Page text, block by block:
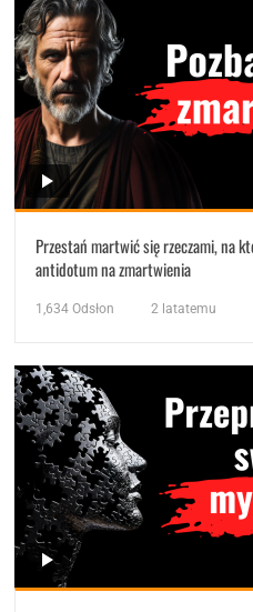
Przestań martwić się rzeczami, na
antidotum na zmartwienia
1,634 Odsłon 2 latatemu